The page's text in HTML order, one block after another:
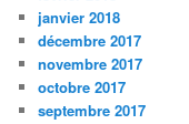
janvier 2018
décembre 2017
novembre 2017
octobre 2017
septembre 2017